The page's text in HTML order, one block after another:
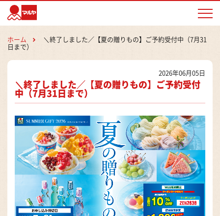
ホーム ＼終了しました／【夏の贈りもの】ご予約受付中（7月31
日まで）
2026年06月05日
＼終了しました／【夏の贈りもの】ご予約受付
中（7月31日まで）